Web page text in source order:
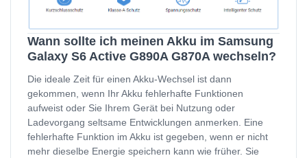
Wann sollte ich meinen Akku im Samsung
Galaxy S6 Active G890A G870A wechseln?
Die ideale Zeit für einen Akku-Wechsel ist dann
gekommen, wenn Ihr Akku fehlerhafte Funktionen
aufweist oder Sie Ihrem Gerät bei Nutzung oder
Ladevorgang seltsame Entwicklungen anmerken. Eine
fehlerhafte Funktion im Akku ist gegeben, wenn er nicht
mehr dieselbe Energie speichern kann wie früher. Sie